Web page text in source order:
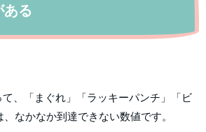
ある
、「まぐれ」「ラッキーパンチ」「ビ
なかなか到達できない数値です。